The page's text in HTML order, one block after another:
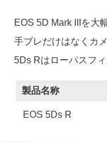
EOS 5D Mark IIIを大
手ブレだけはなくカ
5Ds Rはローパスフ
製品名称
EOS 5Ds R